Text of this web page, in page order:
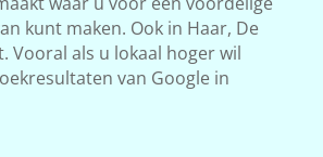
kunt maken. Ook in Haar, De
Vooral als u lokaal hoger wil
van Google in